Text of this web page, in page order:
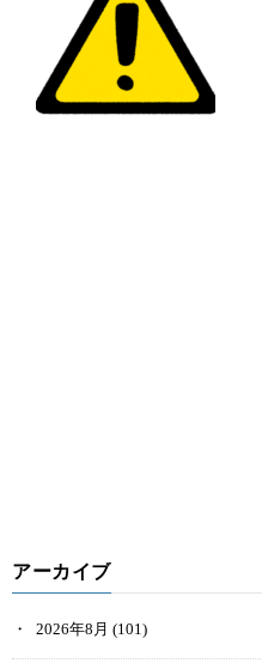
アーカイブ
2026年8月 (101)